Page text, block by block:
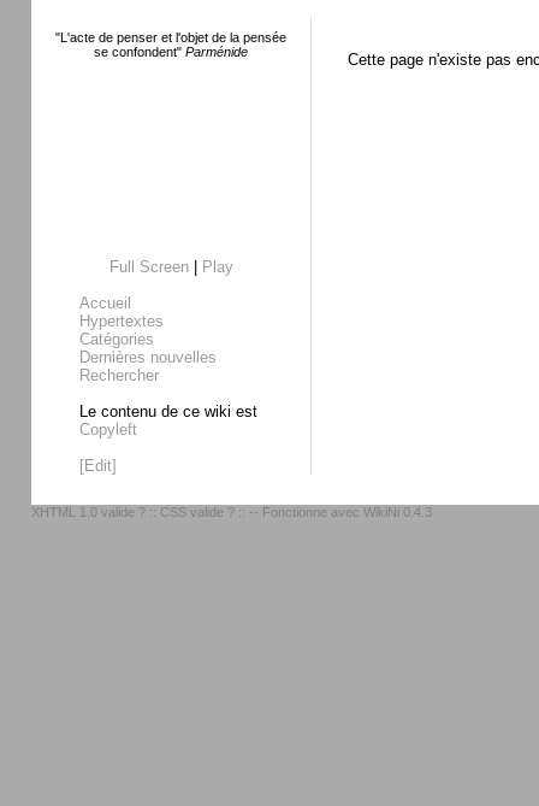
"L'acte de penser et l'objet de la pensée
se confondent" Parménide
Full Screen|
Play
Accueil
Hypertextes
Catégories
Dernières nouvelles
Rechercher
Le contenu de ce wiki est
Copyleft
[Edit]
Cette page n'existe pas
XHTML 1.0 valide ? :: CSS valide ? :: -- Fonctionne avec WikiNi 0.4.3